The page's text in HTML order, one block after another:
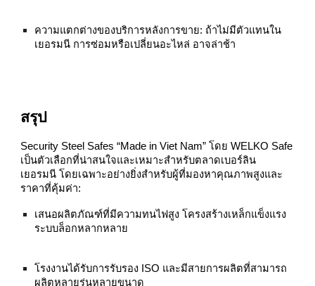
ความแตกต่างของบริการหลังการขาย: ถ้าไม่มีตัวแทนใน
เยอรมนี การซ่อมหรือเปลี่ยนอะไหล่ อาจล่าช้า
สรุป
Security Steel Safes “Made in Viet Nam” โดย WELKO Safe
เป็นตัวเลือกที่น่าสนใจและเหมาะสำหรับตลาดเบอร์ลิน
เยอรมนี โดยเฉพาะอย่างยิ่งสำหรับผู้ที่มองหาคุณภาพสูงและ
ราคาที่คุ้มค่า:
เสนอผลิตภัณฑ์ที่มีความทนไฟสูง โครงสร้างเหล็กแข็งแรง
ระบบล็อกหลากหลาย
โรงงานได้รับการรับรอง ISO และมีสายการผลิตที่สามารถ
ผลิตหลายรุ่นหลายขนาด